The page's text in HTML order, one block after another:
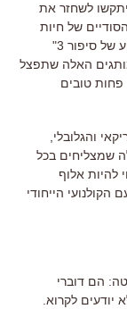
לשחזר את
של חיות
של סיפור 3"
האלה שתפצל
טובים
והגלובלי
שמצליחים בכל
להיות אלוף
הקולנועי הייחודי
: הם דוברי
יודעים לקרוא